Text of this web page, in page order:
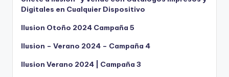
Digitales en Cualquier Dispositivo
Ilusion Otoño 2024 Campaña 5
Ilusion – Verano 2024 – Campaña 4
Ilusion Verano 2024 | Campaña 3